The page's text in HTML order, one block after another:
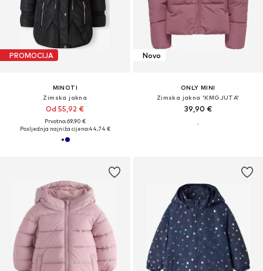
PROMOCIJA
MINOTI
Zimska jakna
Od 55,92 €
Prvotno: 69,90 €
Posljednja najniža cijena:44,74 €
Novo
ONLY MINI
Zimska jakna 'KMGJUTA'
39,90 €